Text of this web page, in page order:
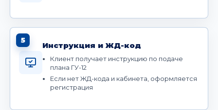
5
Инструкция и ЖД-код
Клиент получает инструкцию по подаче
плана ГУ-12
Если нет ЖД-кода и кабинета, оформляется
регистрация